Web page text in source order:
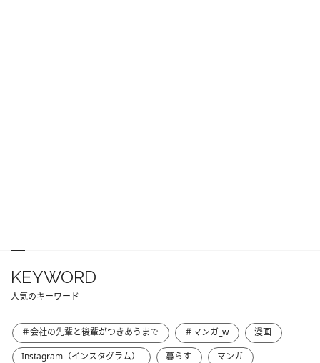
KEYWORD
人気のキーワード
＃会社の先輩と後輩がつきあうまで ＃マンガ_w
漫画
Instagram（インスタグラム）
暮らす マンガ